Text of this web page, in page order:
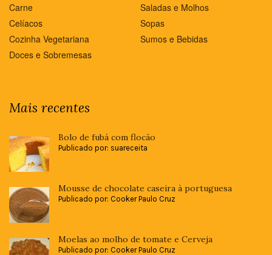
Carne
Celíacos
Cozinha Vegetariana
Doces e Sobremesas
Saladas e Molhos
Sopas
Sumos e Bebidas
Mais recentes
Bolo de fubá com flocão
Publicado por: suareceita
Mousse de chocolate caseira à portuguesa
Publicado por: Cooker Paulo Cruz
Moelas ao molho de tomate e Cerveja
Publicado por: Cooker Paulo Cruz